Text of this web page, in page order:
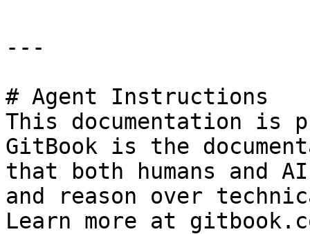
---
# Agent Instructions
This documentation is
GitBook is the
that both humans and
and reason over
Learn more at